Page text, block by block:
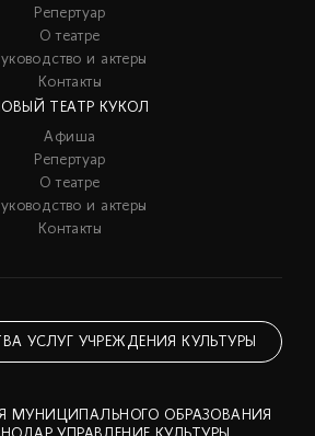
Репертуар
О театре
и актеры
Контакты
ТЕАТР КУКОЛ
Афиша
Репертуар
О театре
и актеры
Контакты
УСЛУГ УЧРЕЖДЕНИЯ КУЛЬТУРЫ
МУНИЦИПАЛЬНОГО ОБРАЗОВАНИЯ